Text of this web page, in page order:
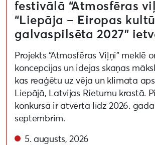
festivālā “Atmosfēras
“Liepāja – Eiropas
galvaspilsēta 2027”
Projekts “Atmosfēras Viļņi” meklē
koncepcijas un idejas skaņas
kas reaģētu uz vēja un klimata
Liepājā, Latvijas Rietumu krastā.
konkursā ir atvērta līdz 2026. gada
septembrim.
5. augusts, 2026